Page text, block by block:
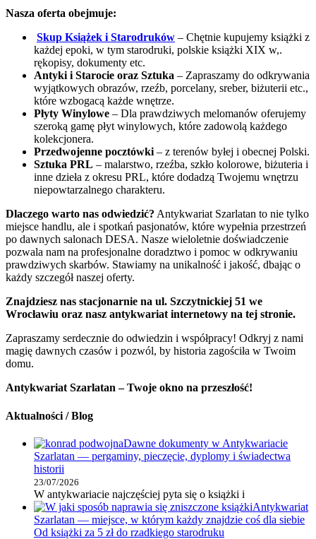
Nasza oferta obejmuje:
Skup Książek i Starodruków – Chętnie kupujemy książki z
każdej epoki, w tym starodruki, polskie książki XIX w,.
rękopisy, dokumenty etc.
Antyki i Starocie oraz Sztuka – Zapraszamy do odkrywania
wyjątkowych obrazów, rzeźb, porcelany, sreber, biżuterii etc.,
które wzbogacą każde wnętrze.
Płyty Winylowe – Dla prawdziwych melomanów oferujemy
szeroką gamę płyt winylowych, które zadowolą każdego
kolekcjonera.
Przedwojenne pocztówki– z terenów byłej i obecnej Polski.
Sztuka PRL – malarstwo, rzeźba, szkło kolorowe, biżuteria i
inne dzieła z okresu PRL, które dodadzą Twojemu wnętrzu
niepowtarzalnego charakteru.
Dlaczego warto nas odwiedzić? Antykwariat Szarlatan to nie tylko
miejsce handlu, ale i spotkań pasjonatów, które wypełnia przestrzeń
po dawnych salonach DESA. Nasze wieloletnie doświadczenie
pozwala nam na profesjonalne doradztwo i pomoc w odkrywaniu
prawdziwych skarbów. Stawiamy na unikalność i jakość, dbając o
każdy szczegół naszej oferty.
Znajdziesz nas stacjonarnie na ul. Szczytnickiej 51 we
Wrocławiu oraz nasz antykwariat internetowy na tej stronie.
Zapraszamy serdecznie do odwiedzin i współpracy! Odkryj z nami
magię dawnych czasów i pozwól, by historia zagościła w Twoim
domu.
Antykwariat Szarlatan – Twoje okno na przeszłość!
Aktualności / Blog
Dawne dokumenty w Antykwariacie
Szarlatan — pergaminy, pieczęcie, dyplomy i świadectwa
historii
23/07/2026
W antykwariacie najczęściej pyta się o książki i
Antykwariat
Szarlatan — miejsce, w którym każdy znajdzie coś dla siebie
Od książki za 5 zł do rzadkiego starodruku